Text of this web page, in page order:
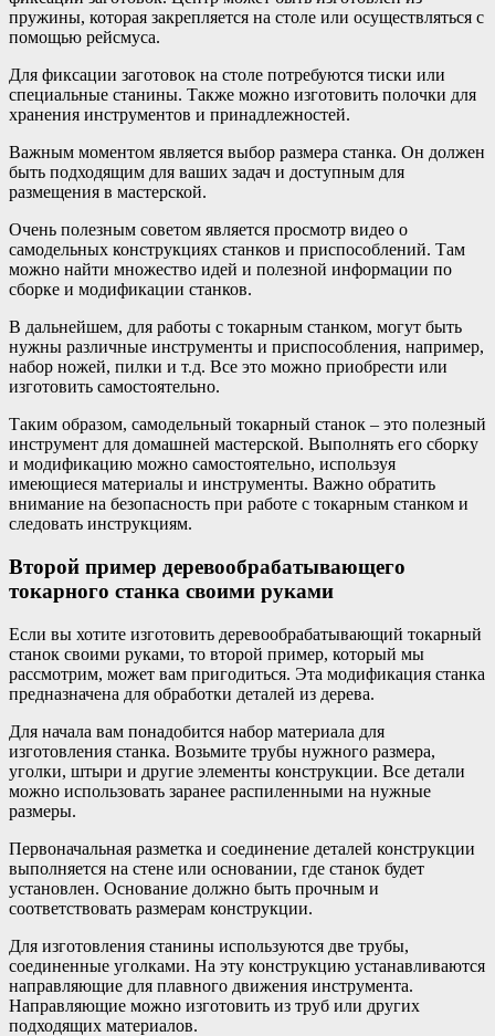
пружины, которая закрепляется на столе или осуществляться с
помощью рейсмуса.
Для фиксации заготовок на столе потребуются тиски или
специальные станины. Также можно изготовить полочки для
хранения инструментов и принадлежностей.
Важным моментом является выбор размера станка. Он должен
быть подходящим для ваших задач и доступным для
размещения в мастерской.
Очень полезным советом является просмотр видео о
самодельных конструкциях станков и приспособлений. Там
можно найти множество идей и полезной информации по
сборке и модификации станков.
В дальнейшем, для работы с токарным станком, могут быть
нужны различные инструменты и приспособления, например,
набор ножей, пилки и т.д. Все это можно приобрести или
изготовить самостоятельно.
Таким образом, самодельный токарный станок – это полезный
инструмент для домашней мастерской. Выполнять его сборку
и модификацию можно самостоятельно, используя
имеющиеся материалы и инструменты. Важно обратить
внимание на безопасность при работе с токарным станком и
следовать инструкциям.
Второй пример деревообрабатывающего
токарного станка своими руками
Если вы хотите изготовить деревообрабатывающий токарный
станок своими руками, то второй пример, который мы
рассмотрим, может вам пригодиться. Эта модификация станка
предназначена для обработки деталей из дерева.
Для начала вам понадобится набор материала для
изготовления станка. Возьмите трубы нужного размера,
уголки, штыри и другие элементы конструкции. Все детали
можно использовать заранее распиленными на нужные
размеры.
Первоначальная разметка и соединение деталей конструкции
выполняется на стене или основании, где станок будет
установлен. Основание должно быть прочным и
соответствовать размерам конструкции.
Для изготовления станины используются две трубы,
соединенные уголками. На эту конструкцию устанавливаются
направляющие для плавного движения инструмента.
Направляющие можно изготовить из труб или других
подходящих материалов.